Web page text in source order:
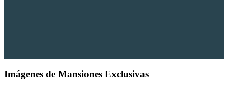
Imágenes de Mansiones Exclusivas